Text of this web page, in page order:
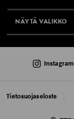
NÄYTÄ VALIKKO
AJANKOHTAISTA
Tietosuojaseloste
Instagram